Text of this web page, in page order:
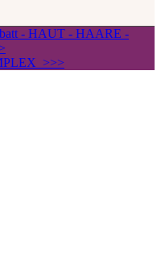
- HAUT - HAARE -
>>>